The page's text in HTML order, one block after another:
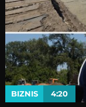
BIZNIS 4:20